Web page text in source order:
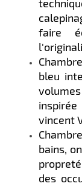
faire
bleu
vincent
bains,
des